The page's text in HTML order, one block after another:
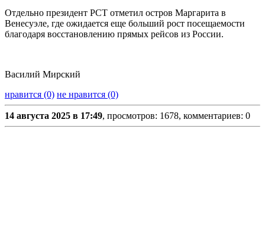
Отдельно президент РСТ отметил остров Маргарита в
Венесуэле, где ожидается еще больший рост посещаемости
благодаря восстановлению прямых рейсов из России.
Василий Мирский
нравится (0) не нравится (0)
14 августа 2025 в 17:49, просмотров: 1678, комментариев: 0